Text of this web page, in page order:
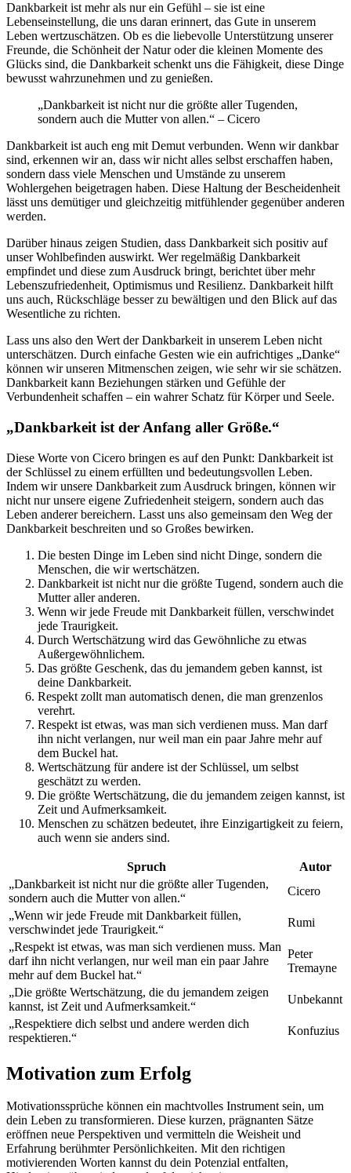
Dankbarkeit ist mehr als nur ein Gefühl – sie ist eine
Lebenseinstellung, die uns daran erinnert, das Gute in unserem
Leben wertzuschätzen. Ob es die liebevolle Unterstützung unserer
Freunde, die Schönheit der Natur oder die kleinen Momente des
Glücks sind, die Dankbarkeit schenkt uns die Fähigkeit, diese Dinge
bewusst wahrzunehmen und zu genießen.
„Dankbarkeit ist nicht nur die größte aller Tugenden,
sondern auch die Mutter von allen.“ – Cicero
Dankbarkeit ist auch eng mit Demut verbunden. Wenn wir dankbar
sind, erkennen wir an, dass wir nicht alles selbst erschaffen haben,
sondern dass viele Menschen und Umstände zu unserem
Wohlergehen beigetragen haben. Diese Haltung der Bescheidenheit
lässt uns demütiger und gleichzeitig mitfühlender gegenüber anderen
werden.
Darüber hinaus zeigen Studien, dass Dankbarkeit sich positiv auf
unser Wohlbefinden auswirkt. Wer regelmäßig Dankbarkeit
empfindet und diese zum Ausdruck bringt, berichtet über mehr
Lebenszufriedenheit, Optimismus und Resilienz. Dankbarkeit hilft
uns auch, Rückschläge besser zu bewältigen und den Blick auf das
Wesentliche zu richten.
Lass uns also den Wert der Dankbarkeit in unserem Leben nicht
unterschätzen. Durch einfache Gesten wie ein aufrichtiges „Danke“
können wir unseren Mitmenschen zeigen, wie sehr wir sie schätzen.
Dankbarkeit kann Beziehungen stärken und Gefühle der
Verbundenheit schaffen – ein wahrer Schatz für Körper und Seele.
„Dankbarkeit ist der Anfang aller Größe.“
Diese Worte von Cicero bringen es auf den Punkt: Dankbarkeit ist
der Schlüssel zu einem erfüllten und bedeutungsvollen Leben.
Indem wir unsere Dankbarkeit zum Ausdruck bringen, können wir
nicht nur unsere eigene Zufriedenheit steigern, sondern auch das
Leben anderer bereichern. Lasst uns also gemeinsam den Weg der
Dankbarkeit beschreiten und so Großes bewirken.
Die besten Dinge im Leben sind nicht Dinge, sondern die
Menschen, die wir wertschätzen.
Dankbarkeit ist nicht nur die größte Tugend, sondern auch die
Mutter aller anderen.
Wenn wir jede Freude mit Dankbarkeit füllen, verschwindet
jede Traurigkeit.
Durch Wertschätzung wird das Gewöhnliche zu etwas
Außergewöhnlichem.
Das größte Geschenk, das du jemandem geben kannst, ist
deine Dankbarkeit.
Respekt zollt man automatisch denen, die man grenzenlos
verehrt.
Respekt ist etwas, was man sich verdienen muss. Man darf
ihn nicht verlangen, nur weil man ein paar Jahre mehr auf
dem Buckel hat.
Wertschätzung für andere ist der Schlüssel, um selbst
geschätzt zu werden.
Die größte Wertschätzung, die du jemandem zeigen kannst, ist
Zeit und Aufmerksamkeit.
Menschen zu schätzen bedeutet, ihre Einzigartigkeit zu feiern,
auch wenn sie anders sind.
Spruch
Autor
„Dankbarkeit ist nicht nur die größte aller Tugenden,
sondern auch die Mutter von allen.“
Cicero
„Wenn wir jede Freude mit Dankbarkeit füllen,
verschwindet jede Traurigkeit.“
Rumi
„Respekt ist etwas, was man sich verdienen muss. Man
darf ihn nicht verlangen, nur weil man ein paar Jahre
mehr auf dem Buckel hat.“
Peter
Tremayne
„Die größte Wertschätzung, die du jemandem zeigen
kannst, ist Zeit und Aufmerksamkeit.“
Unbekannt
„Respektiere dich selbst und andere werden dich
respektieren.“
Konfuzius
Motivation zum Erfolg
Motivationssprüche können ein machtvolles Instrument sein, um
dein Leben zu transformieren. Diese kurzen, prägnanten Sätze
eröffnen neue Perspektiven und vermitteln die Weisheit und
Erfahrung berühmter Persönlichkeiten. Mit den richtigen
motivierenden Worten kannst du dein Potenzial entfalten,